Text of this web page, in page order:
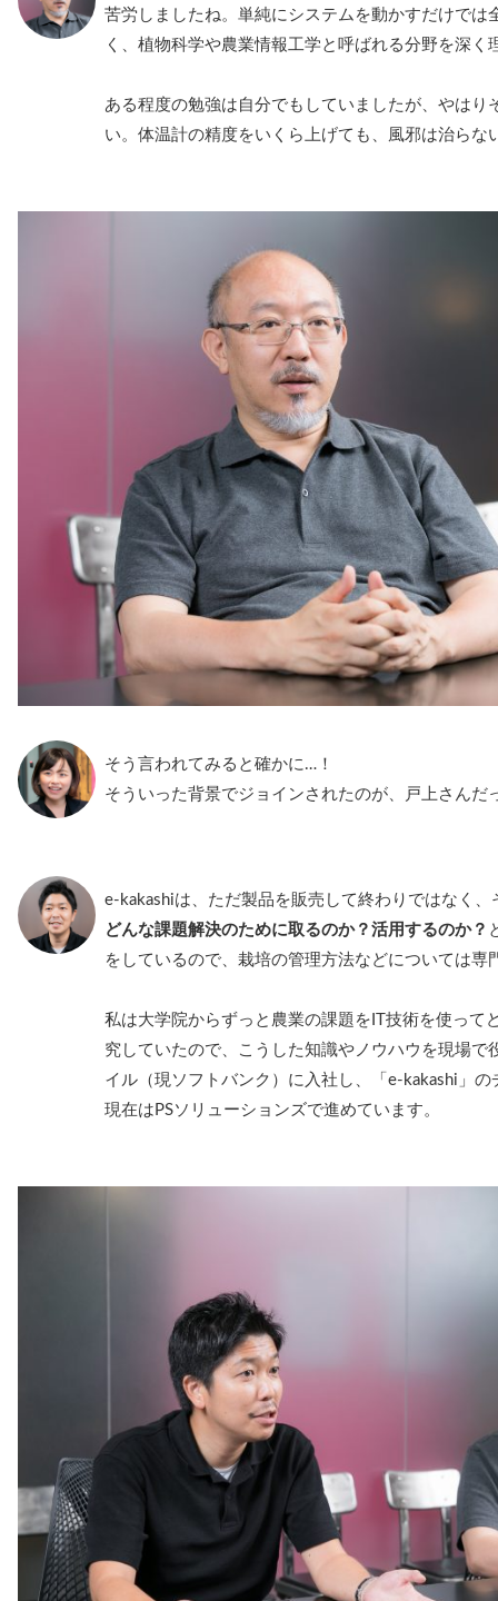
苦労しましたね。単純にシステムを動かすだけでは
く、植物科学や農業情報工学と呼ばれる分野を深
ある程度の勉強は自分でもしていましたが、やはり
い。体温計の精度をいくら上げても、風邪は治らな
そう言われてみると確かに…！
そういった背景でジョインされたのが、戸上さんだ
e-kakashiは、ただ製品を販売して終わりではなく、
どんな課題解決のために取るのか？活用するのか？
をしているので、栽培の管理方法などについては専
私は大学院からずっと農業の課題をIT技術を使って
究していたので、こうした知識やノウハウを現場で
イル（現ソフトバンク）に入社し、「e-kakashi」
現在はPSソリューションズで進めています。